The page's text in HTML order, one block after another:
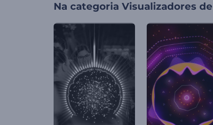
Na categoria Visualizadores